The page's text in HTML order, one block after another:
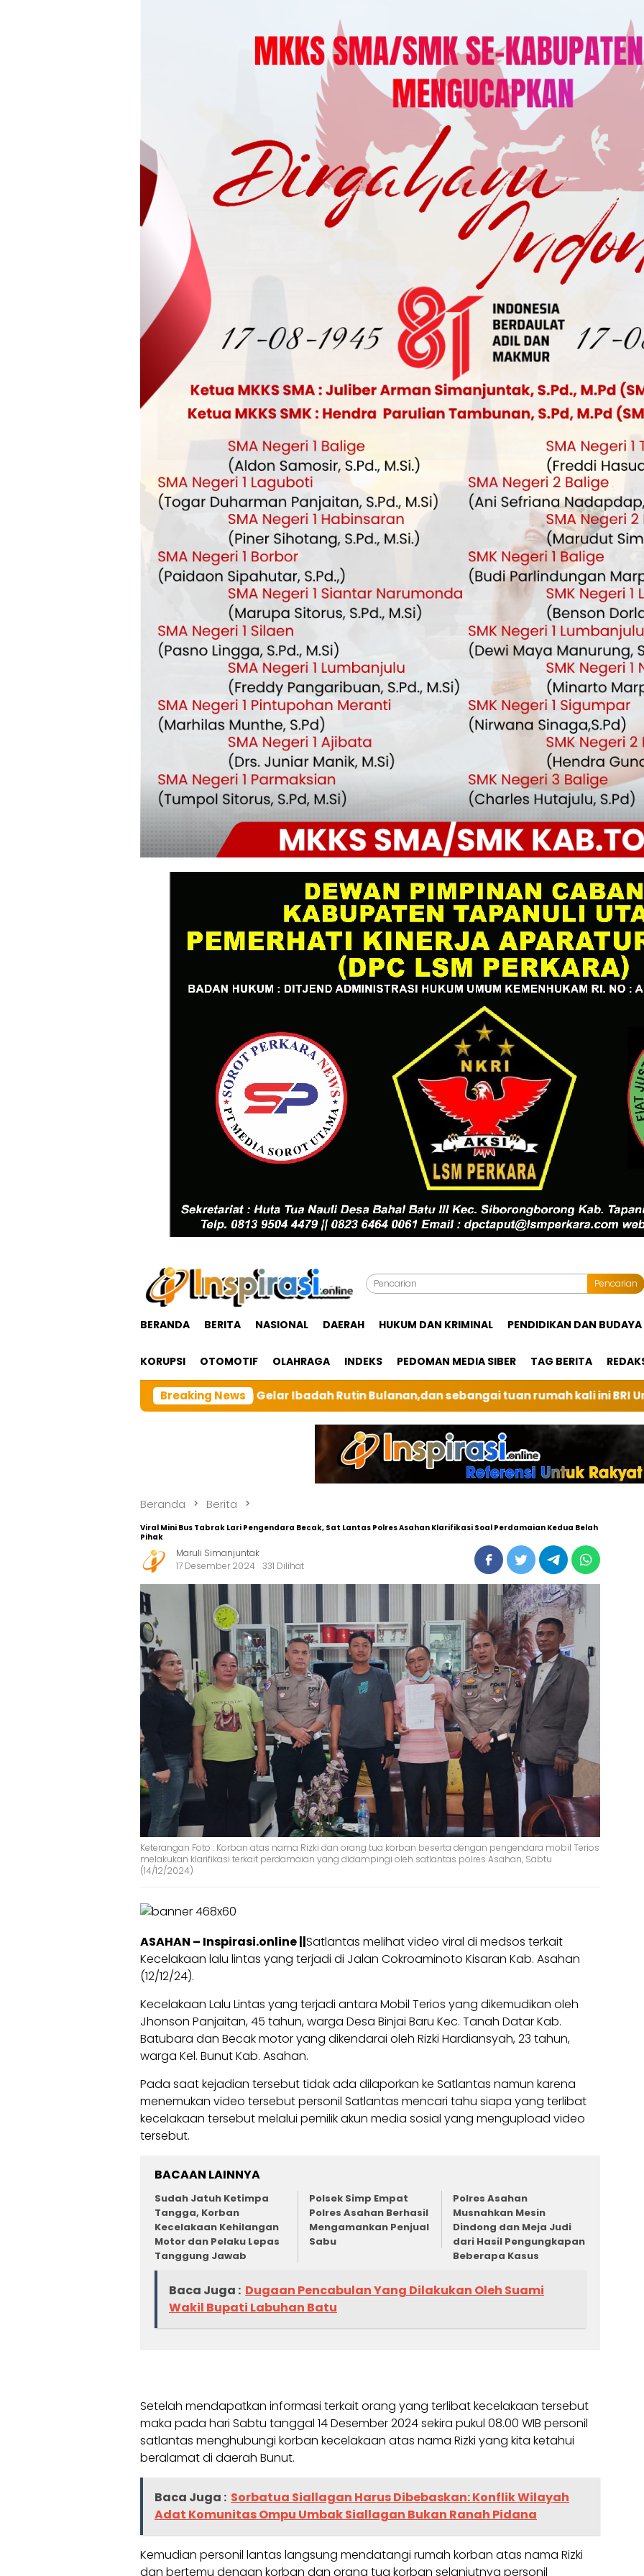
Pencarian
BERANDA BERITA NASIONAL DAERAH HUKUM DAN KRIMINAL PENDIDIKAN DAN BUDAYA
KORUPSI OTOMOTIF OLAHRAGA INDEKS PEDOMAN MEDIA SIBER TAG BERITA
Breaking News
Gelar Ibadah Rutin Bulanan,dan sebangai tuan rumah kali ini BRI Unit Silindung Tarutung Ingatkan
Beranda Berita
Viral Mini Bus Tabrak Lari Pengendara Becak, Sat Lantas Polres Asahan Klarifikasi Soal Perdamaian Kedua Belah
Pihak
Maruli Simanjuntak
17 Desember 2024 331 Dilihat
Keterangan Foto : Korban atas nama Rizki dan orang tua korban beserta dengan pengendara mobil Terios
melakukan klarifikasi terkait perdamaian yang didampingi oleh satlantas polres Asahan, Sabtu
(14/12/2024)
ASAHAN – Inspirasi.online ||Satlantas melihat video viral di medsos terkait
Kecelakaan lalu lintas yang terjadi di Jalan Cokroaminoto Kisaran Kab. Asahan
(12/12/24).
Kecelakaan Lalu Lintas yang terjadi antara Mobil Terios yang dikemudikan oleh
Jhonson Panjaitan, 45 tahun, warga Desa Binjai Baru Kec. Tanah Datar Kab.
Batubara dan Becak motor yang dikendarai oleh Rizki Hardiansyah, 23 tahun,
warga Kel. Bunut Kab. Asahan.
Pada saat kejadian tersebut tidak ada dilaporkan ke Satlantas namun karena
menemukan video tersebut personil Satlantas mencari tahu siapa yang terlibat
kecelakaan tersebut melalui pemilik akun media sosial yang mengupload video
tersebut.
BACAAN LAINNYA
Sudah Jatuh Ketimpa
Tangga, Korban
Kecelakaan Kehilangan
Motor dan Pelaku Lepas
Tanggung Jawab
Polsek Simp Empat
Polres Asahan Berhasil
Mengamankan Penjual
Sabu
Polres Asahan
Musnahkan Mesin
Dindong dan Meja Judi
dari Hasil Pengungkapan
Beberapa Kasus
Baca Juga : Dugaan Pencabulan Yang Dilakukan Oleh Suami
Wakil Bupati Labuhan Batu
Setelah mendapatkan informasi terkait orang yang terlibat kecelakaan tersebut
maka pada hari Sabtu tanggal 14 Desember 2024 sekira pukul 08.00 WIB personil
satlantas menghubungi korban kecelakaan atas nama Rizki yang kita ketahui
beralamat di daerah Bunut.
Baca Juga : Sorbatua Siallagan Harus Dibebaskan: Konflik Wilayah
Adat Komunitas Ompu Umbak Siallagan Bukan Ranah Pidana
Kemudian personil lantas langsung mendatangi rumah korban atas nama Rizki
dan bertemu dengan korban dan orang tua korban selanjutnya personil